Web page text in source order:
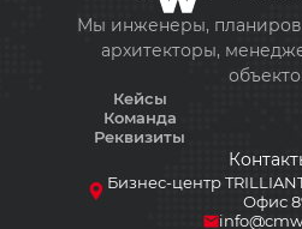
+998 93 111 68 22
Мы инженеры,
архитекторы,
Кейсы
Команда
Реквизиты
Бизнес-центр
Офис